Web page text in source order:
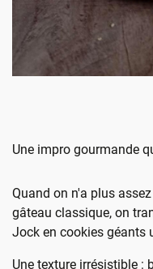
Une impro gourmande
Quand on n'a plus
gâteau classique, on
Jock en cookies géants
Une texture irrésistible